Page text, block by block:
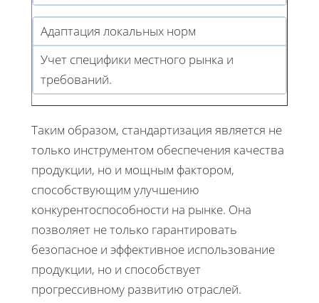
Адаптация локальных норм
Учет специфики местного рынка и
требований.
Таким образом, стандартизация является не
только инструментом обеспечения качества
продукции, но и мощным фактором,
способствующим улучшению
конкурентоспособности на рынке. Она
позволяет не только гарантировать
безопасное и эффективное использование
продукции, но и способствует
прогрессивному развитию отраслей.